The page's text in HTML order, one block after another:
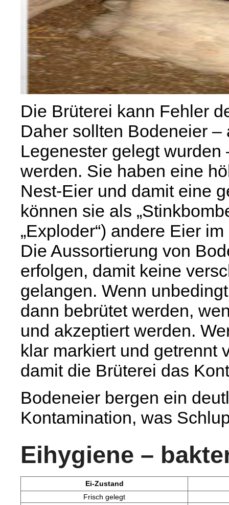
Die Brüterei kann Fehler
Daher sollten Bodeneier
Legenester gelegt
werden. Sie haben eine
Nest-Eier und damit eine
können sie als
„Exploder“) andere Eier
Die Aussortierung von
erfolgen, damit keine
gelangen. Wenn
dann bebrütet werden,
und akzeptiert werden.
klar markiert und getrennt
damit die Brüterei das
Bodeneier bergen ein
Kontamination, was
Eihygiene –
Ei-Zustand
Frisch gelegt